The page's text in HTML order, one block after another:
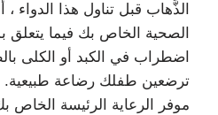
الذَّهاب قبل تناول هذا الدواء ،
الصحية الخاص بك فيما يتعلق
اضطراب في الكبد أو الكلى
ترضعين طفلك رضاعة طبيعية.
موفر الرعاية الرئيسة الخاص